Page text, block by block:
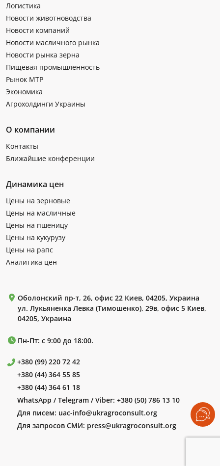
Логистика
Новости животноводства
Новости компаний
Новости масличного рынка
Новости рынка зерна
Пищевая промышленность
Рынок МТР
Экономика
Агрохолдинги Украины
О компании
Контакты
Ближайшие конференции
Динамика цен
Цены на зерновые
Цены на масличные
Цены на пшеницу
Цены на кукурузу
Цены на рапс
Аналитика цен
Оболонский пр-т, 26, офис 22 Киев, 04205, Украина
ул. Лукьяненка Левка (Тимошенко), 29в, офис 5 Киев,
04205, Украина
Пн-Пт: с 9:00 до 18:00.
+380 (99) 220 72 42
+380 (44) 364 55 85
+380 (44) 364 61 18
WhatsApp / Telegram / Viber: +380 (50) 786 13 10
Для писем: uac-info@ukragroconsult.org
Для запросов СМИ: press@ukragroconsult.org